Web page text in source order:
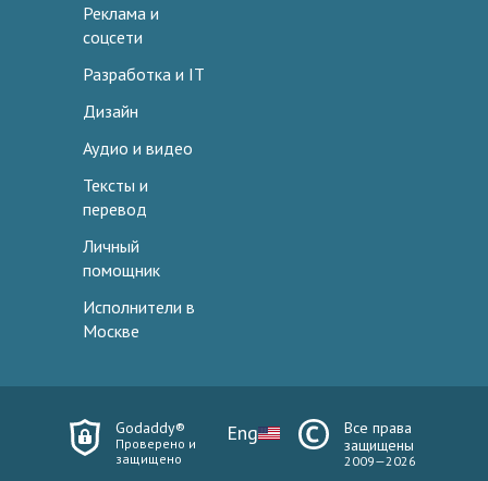
Реклама и
соцсети
Разработка и IT
Дизайн
Аудио и видео
Тексты и
перевод
Личный
помощник
Исполнители в
Москве
Godaddy®
Проверено и
защищено
Eng
Все права
защищены
2009—2026